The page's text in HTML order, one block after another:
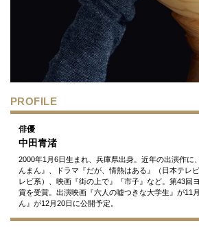
PROFILE
俳優
中田青渚
2000年1月6日生まれ、兵庫県出身。近年の出演作に
んまん』、ドラマ『だが、情熱はある』（日本テレ
レビ系）、映画『街の上で』『市子』など。第43回
賞を受賞。出演映画『六人の嘘つきな大学生』が11
ん』が12月20日に公開予定。